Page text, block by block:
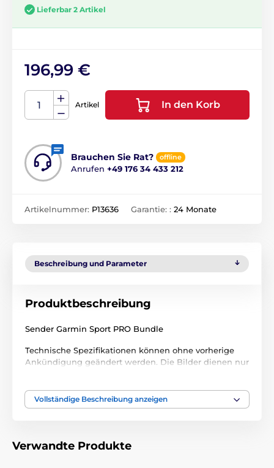
Lieferbar 2 Artikel
196,99 €
Artikel In den Korb
Brauchen Sie Rat? offline
Anrufen +49 176 34 433 212
Artikelnummer: P13636 Garantie: : 24 Monate
Beschreibung und Parameter
Produktbeschreibung
Sender Garmin Sport PRO Bundle
Technische Spezifikationen können ohne vorherige
Ankündigung geändert werden. Die Bilder dienen nur
Trainigshalsbänder Zubehör
Vollständige Beschreibung anzeigen
Verwandte Produkte